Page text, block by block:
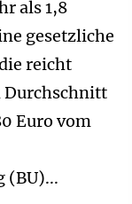
als 1,8
gesetzliche
reicht
Durchschnitt
Euro vom
(BU)...